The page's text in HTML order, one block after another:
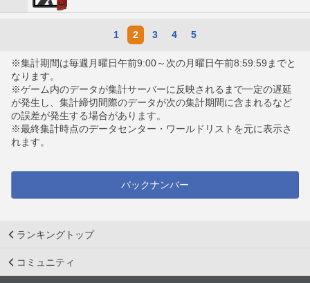
1 2 3 4 5
※集計期間は毎週月曜日午前9:00～次の月曜日午前8:59:59までと
なります。
※ゲーム内のデータが集計サーバーに反映されるまで一定の遅延
が発生し、集計締切間際のデータが次の集計期間に含まれるなど
の誤差が発生する場合があります。
※最終集計時点のデータセンター・ワールドリストを元に表示さ
れます。
バックナンバー
ランキングトップ
コミュニティ